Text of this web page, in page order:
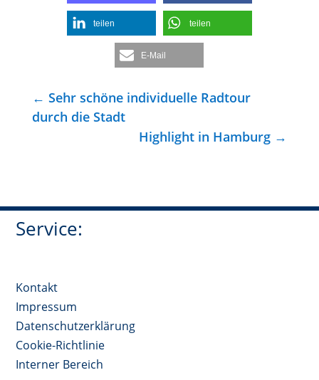
teilen teilen
E-Mail
← Sehr schöne individuelle Radtour
durch die Stadt
Highlight in Hamburg →
Service:
Kontakt
Impressum
Datenschutzerklärung
Cookie-Richtlinie
Interner Bereich